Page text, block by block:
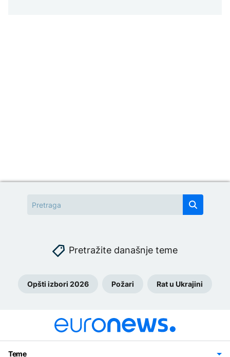
Pretražite današnje teme
Opšti izbori 2026 Požari Rat u Ukrajini
Teme